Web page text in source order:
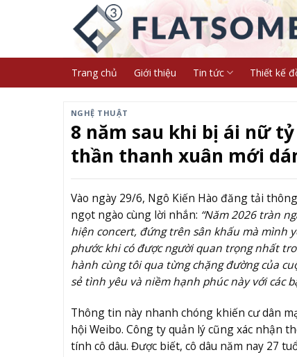
Trang chủ Giới thiệu Tin tức Thiết kế
NGHỆ THUẬT
8 năm sau khi bị ái nữ
thần thanh xuân mới
Vào ngày 29/6, Ngô Kiến Hào đăng tải
ngọt ngào cùng lời nhắn: “Năm 2026 tràn
hiện concert, đứng trên sân khấu mà mình
phước khi có được người quan trọng nhất
hành cùng tôi qua từng chặng đường của
sẻ tình yêu và niềm hạnh phúc này với các
Thông tin này nhanh chóng khiến cư dân
hội Weibo. Công ty quản lý cũng xác nhận
tính cô dâu. Được biết, cô dâu năm nay 27